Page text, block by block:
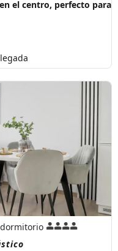
el centro, perfecto para